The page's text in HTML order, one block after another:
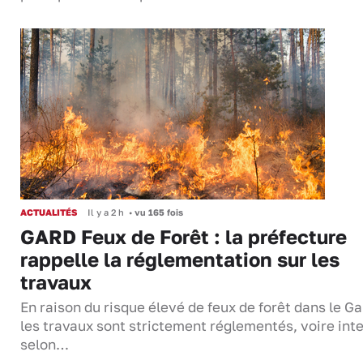
ACTUALITÉS Il y a 2 h • vu 165 fois
GARD Feux de Forêt : la préfecture
rappelle la réglementation sur les
travaux
En raison du risque élevé de feux de forêt dans le
les travaux sont strictement réglementés, voire
selon…